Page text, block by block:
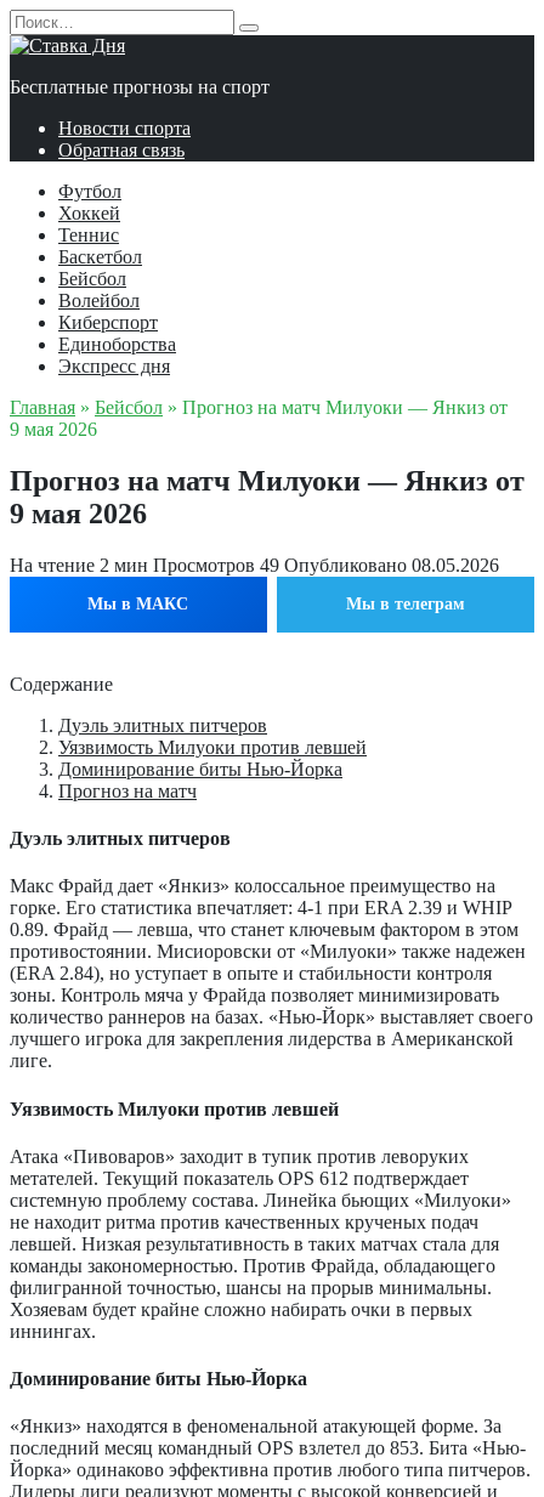
Перейти
к
содержанию
Search
for:
Бесплатные прогнозы на спорт
Новости спорта
Обратная связь
Футбол
Хоккей
Теннис
Баскетбол
Бейсбол
Волейбол
Киберспорт
Единоборства
Экспресс дня
Главная » Бейсбол » Прогноз на матч Милуоки — Янкиз от
9 мая 2026
Прогноз на матч Милуоки — Янкиз от
9 мая 2026
На чтение 2 мин Просмотров 49 Опубликовано 08.05.2026
Мы в МАКС Мы в телеграм
Содержание
Дуэль элитных питчеров
Уязвимость Милуоки против левшей
Доминирование биты Нью-Йорка
Прогноз на матч
Дуэль элитных питчеров
Макс Фрайд дает «Янкиз» колоссальное преимущество на
горке. Его статистика впечатляет: 4-1 при ERA 2.39 и WHIP
0.89. Фрайд — левша, что станет ключевым фактором в этом
противостоянии. Мисиоровски от «Милуоки» также надежен
(ERA 2.84), но уступает в опыте и стабильности контроля
зоны. Контроль мяча у Фрайда позволяет минимизировать
количество раннеров на базах. «Нью-Йорк» выставляет своего
лучшего игрока для закрепления лидерства в Американской
лиге.
Уязвимость Милуоки против левшей
Атака «Пивоваров» заходит в тупик против леворуких
метателей. Текущий показатель OPS 612 подтверждает
системную проблему состава. Линейка бьющих «Милуоки»
не находит ритма против качественных крученых подач
левшей. Низкая результативность в таких матчах стала для
команды закономерностью. Против Фрайда, обладающего
филигранной точностью, шансы на прорыв минимальны.
Хозяевам будет крайне сложно набирать очки в первых
иннингах.
Доминирование биты Нью-Йорка
«Янкиз» находятся в феноменальной атакующей форме. За
последний месяц командный OPS взлетел до 853. Бита «Нью-
Йорка» одинаково эффективна против любого типа питчеров.
Лидеры лиги реализуют моменты с высокой конверсией и